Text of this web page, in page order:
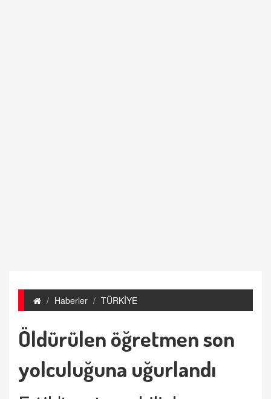
Haberler TÜRKİYE
Öldürülen öğretmen son
yolculuğuna uğurlandı